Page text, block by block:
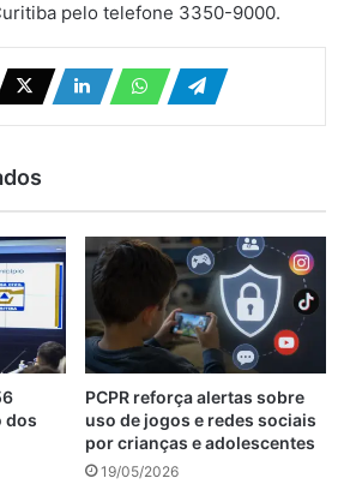
pelo telefone 3350-9000.
dos
PCPR reforça alertas sobre
uso de jogos e redes sociais
por crianças e adolescentes
19/05/2026